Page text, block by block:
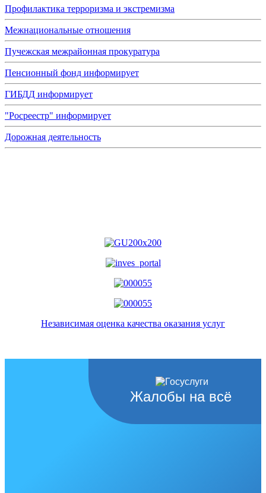
Профилактика терроризма и экстремизма
Межнациональные отношения
Пучежская межрайонная прокуратура
Пенсионный фонд информирует
ГИБДД информирует
"Росреестр" информирует
Дорожная деятельность
Независимая оценка качества оказания услуг
Жалобы на всё